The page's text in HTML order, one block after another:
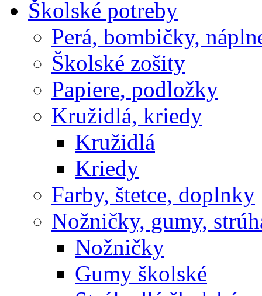
Školské potreby
Perá, bombičky,
Školské zošity
Papiere, podložky
Kružidlá, kriedy
Kružidlá
Kriedy
Farby, štetce, doplnky
Nožničky, gumy,
Nožničky
Gumy školské